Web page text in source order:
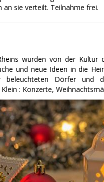
sie verteilt. Teilnahme frei.
wurden von der Kultur
und neue Ideen in die
Dörfer und
: Konzerte,